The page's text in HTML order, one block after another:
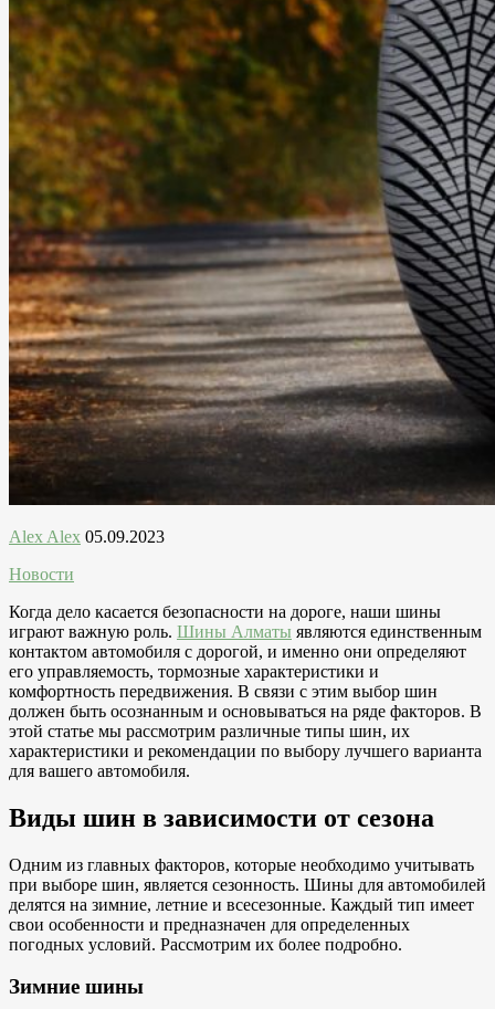
Alex Alex 05.09.2023
Новости
Когда дело касается безопасности на дороге, наши шины
играют важную роль. Шины Алматы являются единственным
контактом автомобиля с дорогой, и именно они определяют
его управляемость, тормозные характеристики и
комфортность передвижения. В связи с этим выбор шин
должен быть осознанным и основываться на ряде факторов. В
этой статье мы рассмотрим различные типы шин, их
характеристики и рекомендации по выбору лучшего варианта
для вашего автомобиля.
Виды шин в зависимости от сезона
Одним из главных факторов, которые необходимо учитывать
при выборе шин, является сезонность. Шины для автомобилей
делятся на зимние, летние и всесезонные. Каждый тип имеет
свои особенности и предназначен для определенных
погодных условий. Рассмотрим их более подробно.
Зимние шины